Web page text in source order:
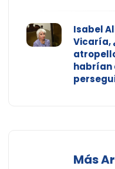
Isabel
Vicaría,
habrían
Más